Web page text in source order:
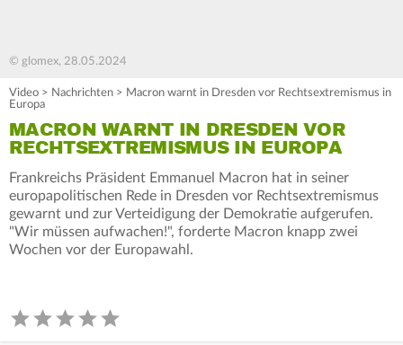
© glomex, 28.05.2024
Video > Nachrichten > Macron warnt in Dresden vor Rechtsextremismus in
Europa
MACRON WARNT IN DRESDEN VOR
RECHTSEXTREMISMUS IN EUROPA
Frankreichs Präsident Emmanuel Macron hat in seiner
europapolitischen Rede in Dresden vor Rechtsextremismus
gewarnt und zur Verteidigung der Demokratie aufgerufen.
"Wir müssen aufwachen!", forderte Macron knapp zwei
Wochen vor der Europawahl.